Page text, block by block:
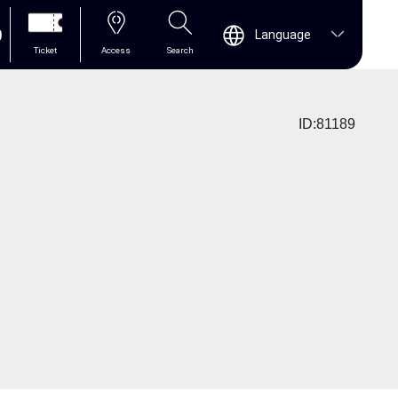
Ticket Access Search
Language
ID:81189